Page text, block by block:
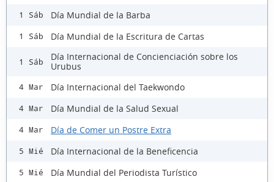
1 Sáb Día Mundial de la Barba
1 Sáb Día Mundial de la Escritura de Cartas
1 Sáb
Día Internacional de Concienciación sobre los
Urubus
4 Mar Día Internacional del Taekwondo
4 Mar Día Mundial de la Salud Sexual
4 Mar Día de Comer un Postre Extra
5 Mié Día Internacional de la Beneficencia
5 Mié Día Mundial del Periodista Turístico